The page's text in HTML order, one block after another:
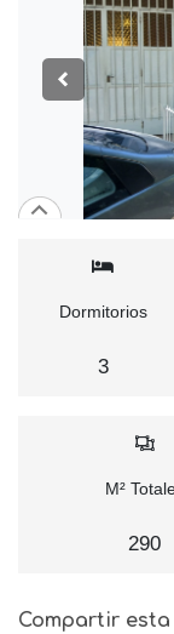
Dormitorios
3
M²
290
Compartir